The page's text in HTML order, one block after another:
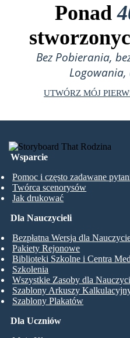
Ponad
Bez Pobierania,
UTWÓRZ MÓJ
Wsparcie
Pomoc i często zadawane
Twórca scenorysów
Jak drukować
Dla Uczniów
Dla Nauczycieli
Bezpłatna Wersja dla
Pakiety Rejonowe
Biblioteki Szkolne i Centra
Szkolenia
Wszystkie Zasoby dla
Szablony Arkuszy
Szablony Plakatów